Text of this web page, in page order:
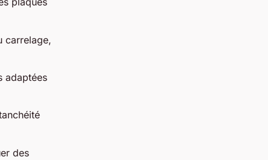
carrelage,
adaptées
des